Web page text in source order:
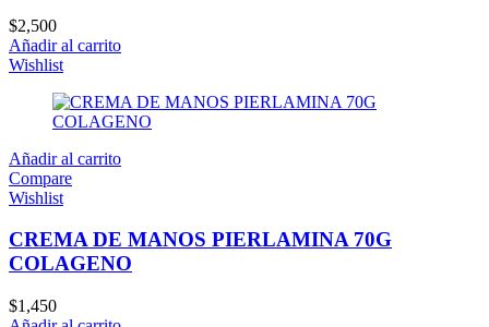
$2,500
Añadir al carrito
Wishlist
Añadir al carrito
Compare
Wishlist
CREMA DE MANOS PIERLAMINA 70G
COLAGENO
$1,450